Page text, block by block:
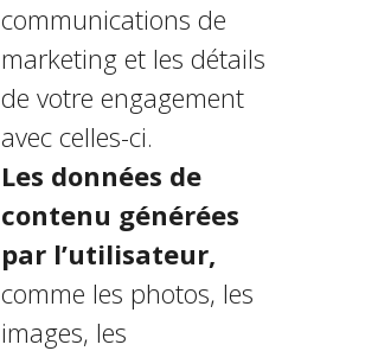
communications de
marketing et les détails
de votre engagement
avec celles-ci.
Les données de
contenu générées
par l’utilisateur,
comme les photos, les
images, les